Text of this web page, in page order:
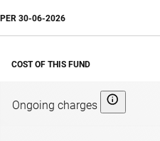
PER 30-06-2026
COST OF THIS FUND
Ongoing charges